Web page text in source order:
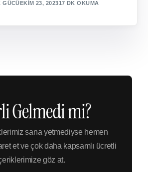
GÜCÜEKIM 23, 202317 DK OKUMA
Gelmedi mi?
sana yetmediyse hemen
et ve çok daha kapsamlı ücretli
göz at.